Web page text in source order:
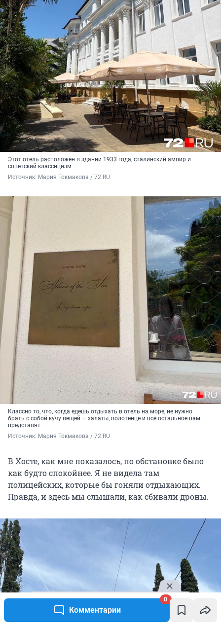
Комментарии
0
Этот отель расположен в здании 1933 года, сталинский ампир и
советский классицизм
Источник: Мария Токмакова / 72.RU
Классно то, что, когда едешь отдыхать в отель на море, не нужно
брать с собой кучу вещей — халаты, полотенце и всё остальное вам
представят
Источник: Мария Токмакова / 72.RU
В Хосте, как мне показалось, по обстановке было
как будто спокойнее. Я не видела там
полицейских, которые бы гоняли отдыхающих.
Правда, и здесь мы слышали, как сбивали дроны.